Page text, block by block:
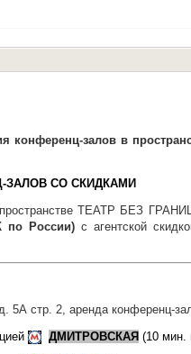
конференц-залов в
ЗАЛОВ СО СКИДКАМИ
ТЕАТР БЕЗ
России)с агентской
5А стр. 2, аренда конференц-
ДМИТРОВСКАЯ (10 мин.